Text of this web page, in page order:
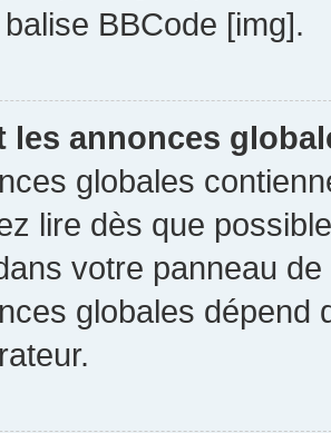
BBCode [img].
les annonces
globales
lire dès que
votre panneau
globales dépend